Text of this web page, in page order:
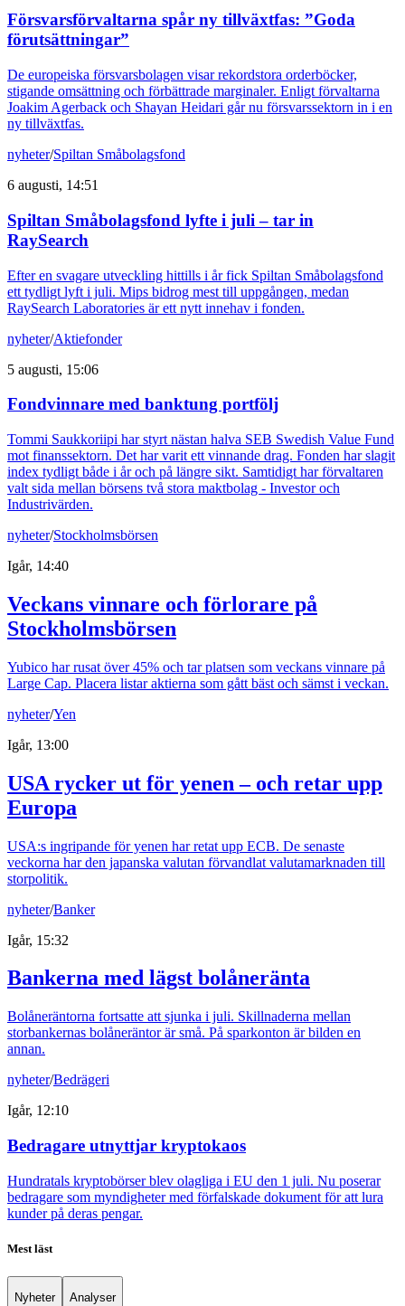
Försvarsförvaltarna spår ny tillväxtfas: ”Goda
förutsättningar”
De europeiska försvarsbolagen visar rekordstora orderböcker,
stigande omsättning och förbättrade marginaler. Enligt förvaltarna
Joakim Agerback och Shayan Heidari går nu försvarssektorn in i en
ny tillväxtfas.
nyheter/Spiltan Småbolagsfond
6 augusti, 14:51
Spiltan Småbolagsfond lyfte i juli – tar in
RaySearch
Efter en svagare utveckling hittills i år fick Spiltan Småbolagsfond
ett tydligt lyft i juli. Mips bidrog mest till uppgången, medan
RaySearch Laboratories är ett nytt innehav i fonden.
nyheter/Aktiefonder
5 augusti, 15:06
Fondvinnare med banktung portfölj
Tommi Saukkoriipi har styrt nästan halva SEB Swedish Value Fund
mot finanssektorn. Det har varit ett vinnande drag. Fonden har slagit
index tydligt både i år och på längre sikt. Samtidigt har förvaltaren
valt sida mellan börsens två stora maktbolag - Investor och
Industrivärden.
nyheter/Stockholmsbörsen
Igår, 14:40
Veckans vinnare och förlorare på
Stockholmsbörsen
Yubico har rusat över 45% och tar platsen som veckans vinnare på
Large Cap. Placera listar aktierna som gått bäst och sämst i veckan.
nyheter/Yen
Igår, 13:00
USA rycker ut för yenen – och retar upp
Europa
USA:s ingripande för yenen har retat upp ECB. De senaste
veckorna har den japanska valutan förvandlat valutamarknaden till
storpolitik.
nyheter/Banker
Igår, 15:32
Bankerna med lägst bolåneränta
Bolåneräntorna fortsatte att sjunka i juli. Skillnaderna mellan
storbankernas bolåneräntor är små. På sparkonton är bilden en
annan.
nyheter/Bedrägeri
Igår, 12:10
Bedragare utnyttjar kryptokaos
Hundratals kryptobörser blev olagliga i EU den 1 juli. Nu poserar
bedragare som myndigheter med förfalskade dokument för att lura
kunder på deras pengar.
Mest läst
Nyheter Analyser